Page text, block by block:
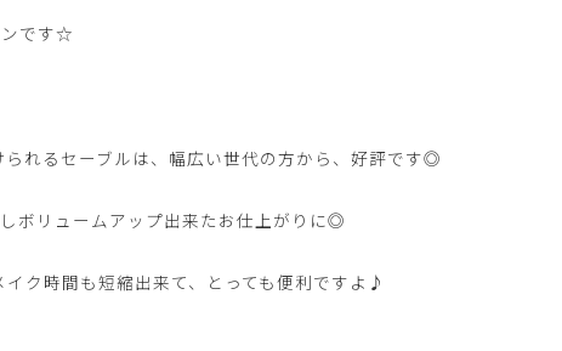
ンです☆
れるセーブルは、幅広い世代の方から、好評です◎
ボリュームアップ出来たお仕上がりに◎
ク時間も短縮出来て、とっても便利ですよ♪